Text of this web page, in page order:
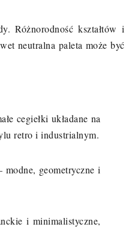
Różnorodność kształtów i
neutralna paleta może być
cegiełki układane na
retro i industrialnym.
modne, geometryczne i
i minimalistyczne,